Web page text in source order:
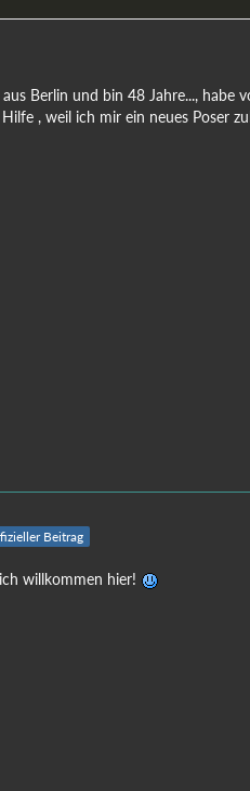
Berlin und bin 48 Jahre..., habe
, weil ich mir ein neues Poser
Beitrag
willkommen hier!